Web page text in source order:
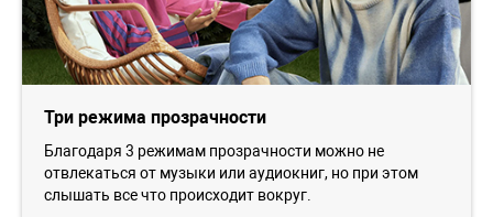
Три режима прозрачности
Благодаря 3 режимам прозрачности можно не
отвлекаться от музыки или аудиокниг, но при этом
слышать все что происходит вокруг.